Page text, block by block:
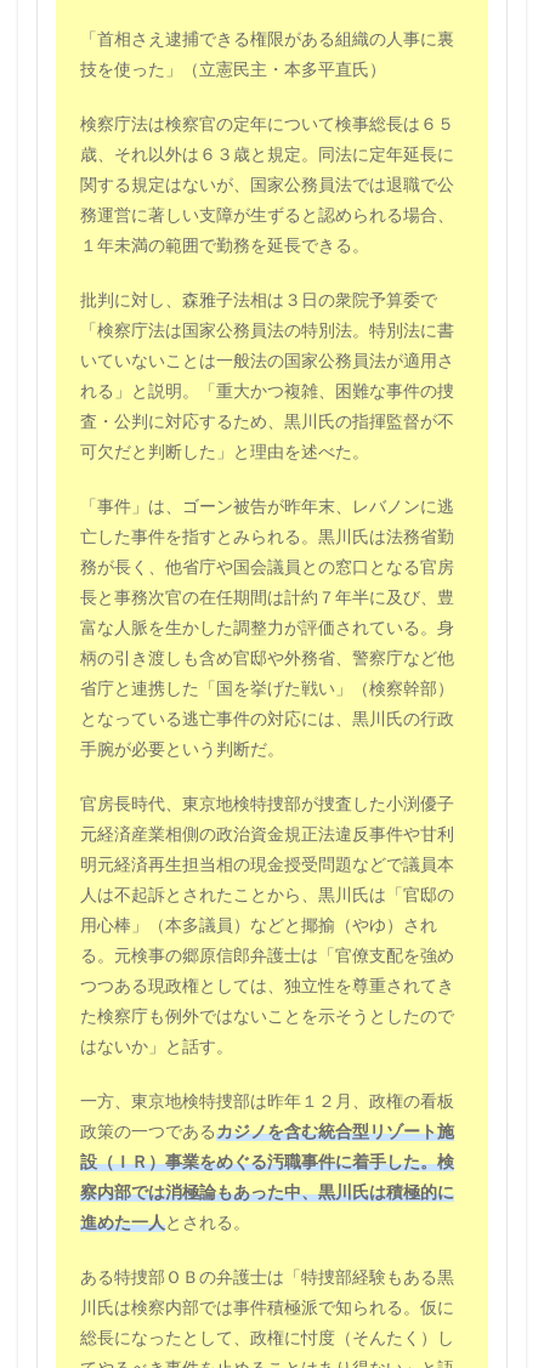
「首相さえ逮捕できる権限がある組織の人事に裏
技を使った」（立憲民主・本多平直氏）
検察庁法は検察官の定年について検事総長は６５
歳、それ以外は６３歳と規定。同法に定年延長に
関する規定はないが、国家公務員法では退職で公
務運営に著しい支障が生ずると認められる場合、
１年未満の範囲で勤務を延長できる。
批判に対し、森雅子法相は３日の衆院予算委で
「検察庁法は国家公務員法の特別法。特別法に書
いていないことは一般法の国家公務員法が適用さ
れる」と説明。「重大かつ複雑、困難な事件の捜
査・公判に対応するため、黒川氏の指揮監督が不
可欠だと判断した」と理由を述べた。
「事件」は、ゴーン被告が昨年末、レバノンに逃
亡した事件を指すとみられる。黒川氏は法務省勤
務が長く、他省庁や国会議員との窓口となる官房
長と事務次官の在任期間は計約７年半に及び、豊
富な人脈を生かした調整力が評価されている。身
柄の引き渡しも含め官邸や外務省、警察庁など他
省庁と連携した「国を挙げた戦い」（検察幹部）
となっている逃亡事件の対応には、黒川氏の行政
手腕が必要という判断だ。
官房長時代、東京地検特捜部が捜査した小渕優子
元経済産業相側の政治資金規正法違反事件や甘利
明元経済再生担当相の現金授受問題などで議員本
人は不起訴とされたことから、黒川氏は「官邸の
用心棒」（本多議員）などと揶揄（やゆ）され
る。元検事の郷原信郎弁護士は「官僚支配を強め
つつある現政権としては、独立性を尊重されてき
た検察庁も例外ではないことを示そうとしたので
はないか」と話す。
一方、東京地検特捜部は昨年１２月、政権の看板
政策の一つであるカジノを含む統合型リゾート施
設（ＩＲ）事業をめぐる汚職事件に着手した。検
察内部では消極論もあった中、黒川氏は積極的に
進めた一人とされる。
ある特捜部ＯＢの弁護士は「特捜部経験もある黒
川氏は検察内部では事件積極派で知られる。仮に
総長になったとして、政権に忖度（そんたく）し